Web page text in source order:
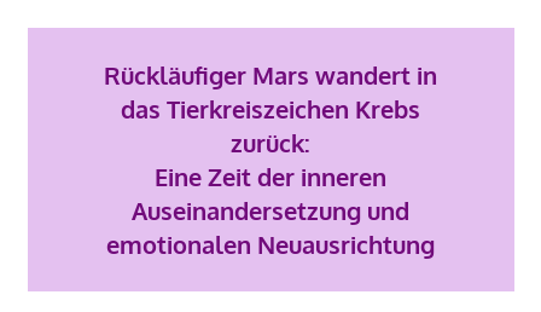
Rückläufiger Mars wandert in
das Tierkreiszeichen Krebs
zurück:
Eine Zeit der inneren
Auseinandersetzung und
emotionalen Neuausrichtung